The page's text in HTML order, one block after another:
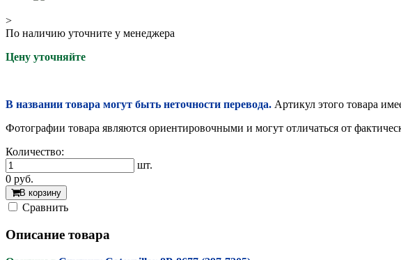
>
По наличию уточните у менеджера
Цену уточняйте
В названии товара могут быть неточности перевода. Артикул этого товара
Фотографии товара являются ориентировочными и могут отличаться от
Количество:
шт.
0 руб.
В корзину
Cравнить
Описание товара